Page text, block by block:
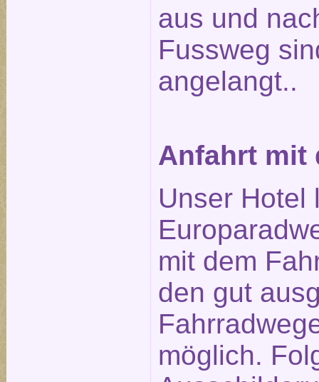
aus und
Fussweg
angelangt..
Anfahrt mit
Unser Hotel
mit dem
den gut
möglich.